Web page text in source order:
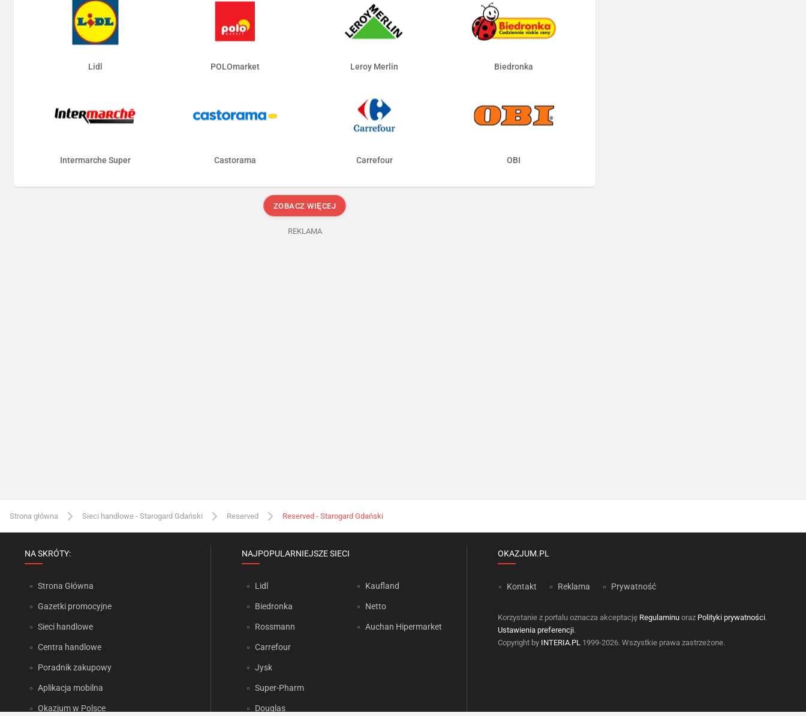
Lidl POLOmarket Leroy Merlin Biedronka
Intermarche Super Castorama Carrefour OBI
ZOBACZ WIĘCEJ
REKLAMA
Strona główna Sieci handlowe - Starogard Gdański Reserved Reserved - Starogard Gdański
NA SKRÓTY:
Strona Główna
Gazetki promocyjne
Sieci handlowe
Centra handlowe
Poradnik zakupowy
Aplikacja mobilna
Okazjum w Polsce
NAJPOPULARNIEJSZE SIECI
Lidl
Biedronka
Rossmann
Carrefour
Jysk
Super-Pharm
Douglas
Kaufland
Netto
Auchan Hipermarket
OKAZJUM.PL
Kontakt Reklama Prywatność
Korzystanie z portalu oznacza akceptację Regulaminu oraz Polityki prywatności.
Ustawienia preferencji.
Copyright by INTERIA.PL 1999-2026. Wszystkie prawa zastrzeżone.